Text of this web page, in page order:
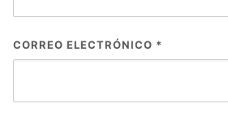
CORREO ELECTRÓNICO *